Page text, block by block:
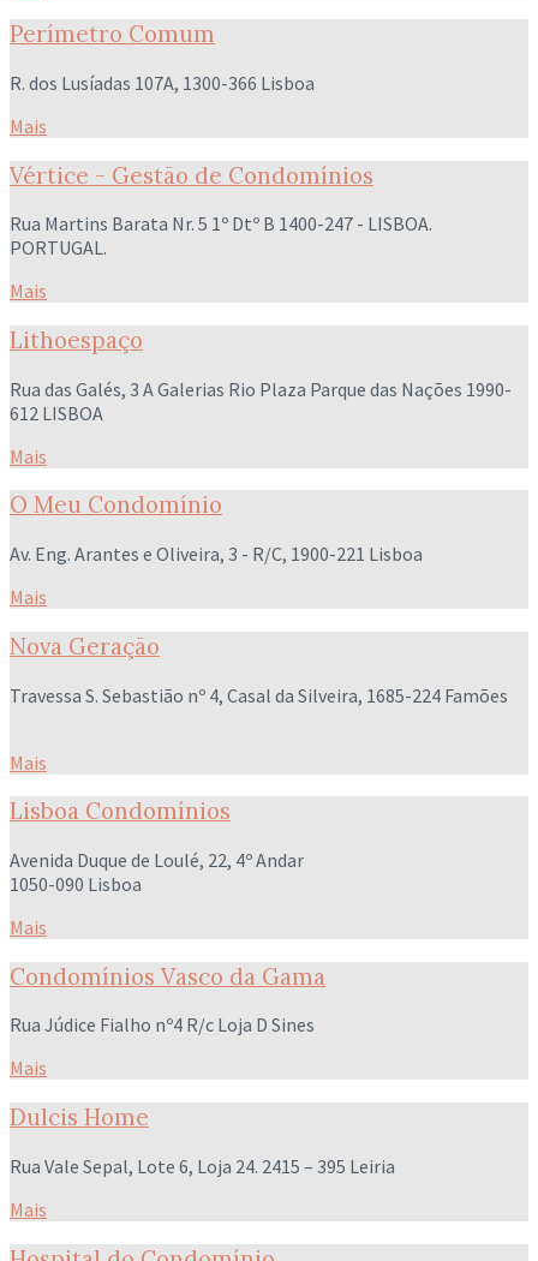
Perímetro Comum
R. dos Lusíadas 107A, 1300-366 Lisboa
Mais
Vértice - Gestão de Condomínios
Rua Martins Barata Nr. 5 1º Dtº B 1400-247 - LISBOA.
PORTUGAL.
Mais
Lithoespaço
Rua das Galés, 3 A Galerias Rio Plaza Parque das Nações 1990-
612 LISBOA
Mais
O Meu Condomínio
Av. Eng. Arantes e Oliveira, 3 - R/C, 1900-221 Lisboa
Mais
Nova Geração
Travessa S. Sebastião nº 4, Casal da Silveira, 1685-224 Famões
Mais
Lisboa Condomínios
Avenida Duque de Loulé, 22, 4º Andar
1050-090 Lisboa
Mais
Condomínios Vasco da Gama
Rua Júdice Fialho nº4 R/c Loja D Sines
Mais
Dulcis Home
Rua Vale Sepal, Lote 6, Loja 24. 2415 – 395 Leiria
Mais